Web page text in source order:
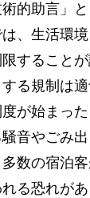
的助言」
、生活環境
すること
る規制は
が始まった
音やごみ
数の宿泊客
る恐れが